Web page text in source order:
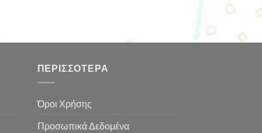
ΠΕΡΙΣΣΌΤΕΡΑ
Όροι Χρήσης
Προσωπικά Δεδομένα